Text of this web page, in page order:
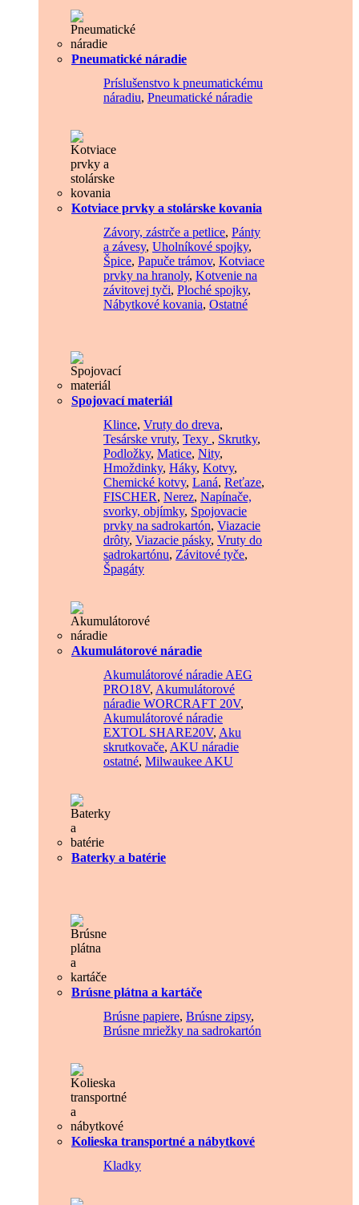
Pneumatické náradie
Príslušenstvo k pneumatickému
náradiu, Pneumatické náradie
Kotviace prvky a stolárske kovania
Závory, zástrče a petlice, Pánty
a závesy, Uholníkové spojky,
Špice, Papuče trámov, Kotviace
prvky na hranoly, Kotvenie na
závitovej tyči, Ploché spojky,
Nábytkové kovania, Ostatné
Spojovací materiál
Klince, Vruty do dreva,
Tesárske vruty, Texy , Skrutky,
Podložky, Matice, Nity,
Hmoždinky, Háky, Kotvy,
Chemické kotvy, Laná, Reťaze,
FISCHER, Nerez, Napínače,
svorky, objímky, Spojovacie
prvky na sadrokartón, Viazacie
drôty, Viazacie pásky, Vruty do
sadrokartónu, Závitové tyče,
Špagáty
Akumulátorové náradie
Akumulátorové náradie AEG
PRO18V, Akumulátorové
náradie WORCRAFT 20V,
Akumulátorové náradie
EXTOL SHARE20V, Aku
skrutkovače, AKU náradie
ostatné, Milwaukee AKU
Baterky a batérie
Brúsne plátna a kartáče
Brúsne papiere, Brúsne zipsy,
Brúsne mriežky na sadrokartón
Kolieska transportné a nábytkové
Kladky